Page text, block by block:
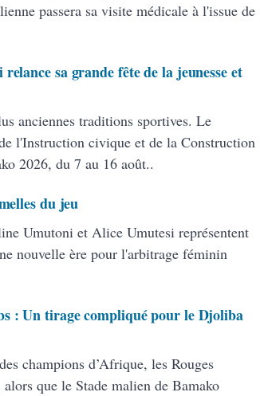
passera sa visite médicale à l'issue de
sa grande fête de la jeunesse et
anciennes traditions sportives. Le
l'Instruction civique et de la Construction
2026, du 7 au 16 août..
du jeu
Umutoni et Alice Umutesi représentent
nouvelle ère pour l'arbitrage féminin
: Un tirage compliqué pour le Djoliba
champions d’Afrique, les Rouges
que le Stade malien de Bamako